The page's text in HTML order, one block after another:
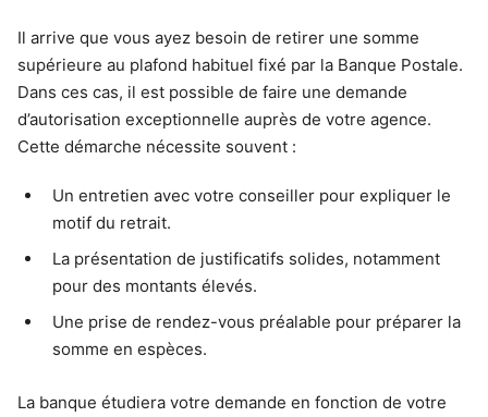
Il arrive que vous ayez besoin de retirer une somme
supérieure au plafond habituel fixé par la Banque Postale.
Dans ces cas, il est possible de faire une demande
d’autorisation exceptionnelle auprès de votre agence.
Cette démarche nécessite souvent :
Un entretien avec votre conseiller pour expliquer le
motif du retrait.
La présentation de justificatifs solides, notamment
pour des montants élevés.
Une prise de rendez-vous préalable pour préparer la
somme en espèces.
La banque étudiera votre demande en fonction de votre